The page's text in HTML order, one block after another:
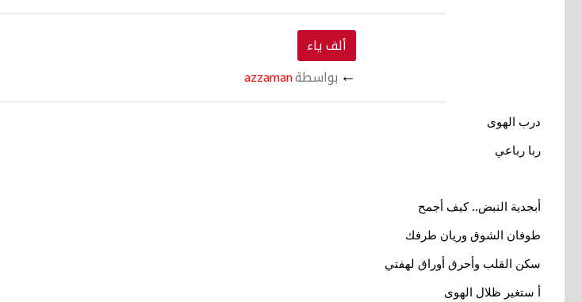
ألف ياء
← بواسطةazzaman
درب الهوى
ربا رباعي
أبجدية النبض.. كيف أجمح
طوفان الشوق وريان طرفك
سكن القلب وأحرق أوراق لهفتي
أ ستغير ظلال الهوى